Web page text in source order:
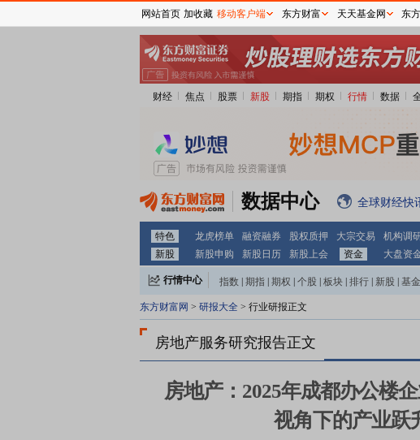
财经 焦点 股票 新股 期指 期权 行情 数据
数据中心 全球财经快
特色 龙虎榜单 融资融券 股权质押 大宗交易 机构调
新股
新股申购 新股日历 新股上会 资金 大盘资
行情中心 指数 期指 期权 个股 板块 排行 新股 基金
东方财富网 > 研报大全 > 行业研报正文
房地产服务研究报告正文
房地产：2025年成都办公楼
视角下的产业跃
网站首页 加收藏 移动客户端 东方财富 天天基金网 东